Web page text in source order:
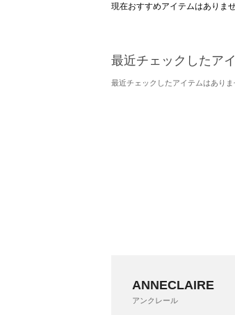
現在おすすめアイテムはありませ
最近チェックしたア
最近チェックしたアイテムはありま
ANNECLAIRE
アンクレール